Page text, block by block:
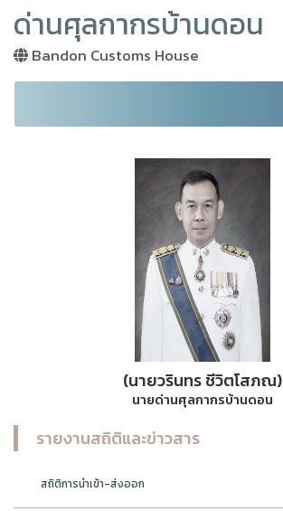
ด่านศุลกากรบ้านดอน
Bandon Customs House
(นายวรินทร ชีวิตโสภณ)
นายด่านศุลกากรบ้านดอน
รายงานสถิติและข่าวสาร
สถิติการนำเข้า-ส่งออก